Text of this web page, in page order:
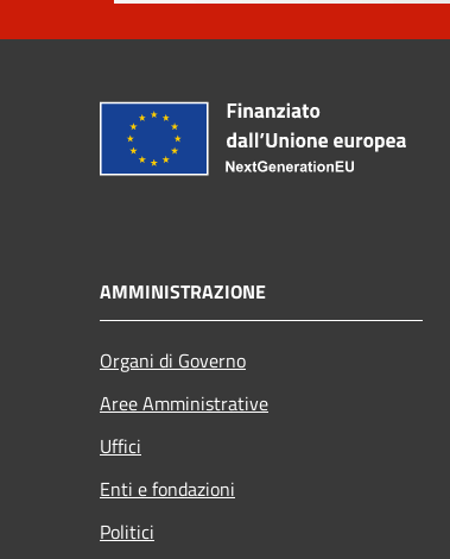
AMMINISTRAZIONE
Organi di Governo
Aree Amministrative
Uffici
Enti e fondazioni
Politici